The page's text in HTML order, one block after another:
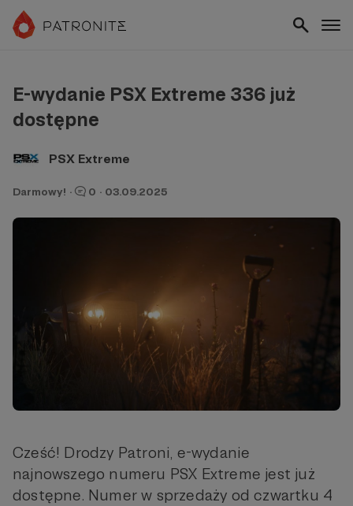
E-wydanie PSX Extreme 336 już
dostępne
PSX Extreme
Darmowy! · 0 · 03.09.2025
Cześć! Drodzy Patroni, e-wydanie
najnowszego numeru PSX Extreme jest już
dostępne. Numer w sprzedaży od czwartku 4